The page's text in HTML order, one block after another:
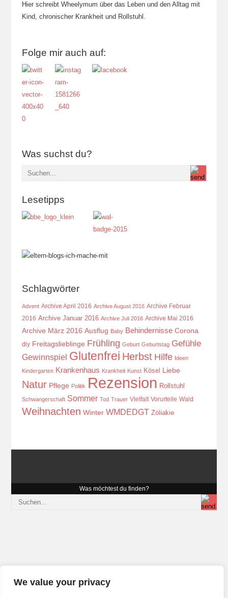
We value your privacy
Hier schreibt Wheelymum über das Leben und den Alltag mit
Kind, chronischer Krankheit und Rollstuhl.
Folge mir auch auf:
Was suchst du?
Lesetipps
Schlagwörter
Advent Archive April 2016 Archive August 2016 Archive Februar
2016 Archive Januar 2016 Archive Juli 2016 Archive Mai 2016
Archive März 2016 Ausflug Baby Behindernisse Corona
diy Freitagslieblinge Frühling Geburt Geburtstag Gefühle
Gewinnspiel Glutenfrei Herbst Hilfe Ideen
Kindergarten Krankenhaus Krankheit Kunst Kösel Liebe
Natur Pflege Politik Rezension Rollstuhl
Schwangerschaft Sommer Tod Trauer Vielfalt Vorurteile Wald
Weihnachten Winter WMDEDGT Zöliakie
Was möchtest du finden?